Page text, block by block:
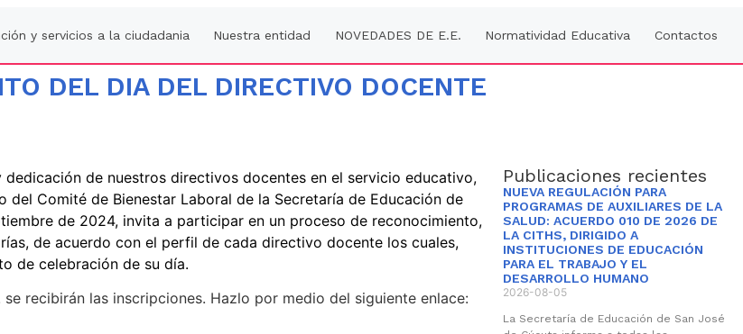
y servicios a la ciudadania Nuestra entidad NOVEDADES DE E.E. Normatividad Educativa Contactos
DEL DIA DEL DIRECTIVO DOCENTE
de nuestros directivos docentes en el servicio educativo,
del Comité de Bienestar Laboral de la Secretaría de Educación de
de 2024, invita a participar en un proceso de reconocimiento,
de acuerdo con el perfil de cada directivo docente los cuales,
de celebración de su día.
recibirán las inscripciones. Hazlo por medio del siguiente enlace:
Publicaciones recientes
NUEVA REGULACIÓN PARA
PROGRAMAS DE AUXILIARES DE LA
SALUD: ACUERDO 010 DE 2026 DE
LA CITHS, DIRIGIDO A
INSTITUCIONES DE EDUCACIÓN
PARA EL TRABAJO Y EL
DESARROLLO HUMANO
2026-08-05
La Secretaría de Educación de San José